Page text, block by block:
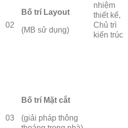
nhiệm
thiết kế,
Chủ trì
kiến trúc
02
Bố trí Layout
(MB sử dụng)
03
Bố trí Mặt cắt
(giải pháp thông